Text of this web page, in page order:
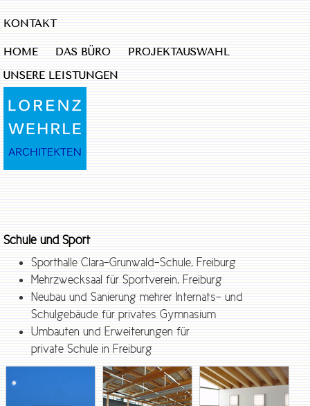
KONTAKT
HOME DAS BÜRO
PROJEKTAUSWAHL
UNSERE LEISTUNGEN
Schule und Sport
Sporthalle Clara-Grunwald-Schule, Freiburg
Mehrzwecksaal für Sportverein, Freiburg
Neubau und Sanierung mehrer Internats- und
Schulgebäude für privates Gymnasium
Umbauten und Erweiterungen für
private Schule in Freiburg